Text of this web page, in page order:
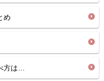
め
方は…